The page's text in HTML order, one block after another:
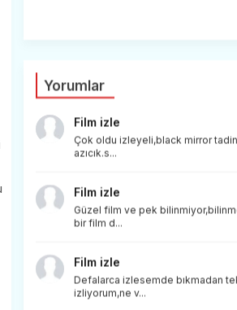
Yorumlar
Film izle
Çok oldu izleyeli,black mirror
azıcık.s...
Film izle
Güzel film ve pek
bir film d...
Film izle
Defalarca izlesemde bıkmadan
izliyorum,ne v...